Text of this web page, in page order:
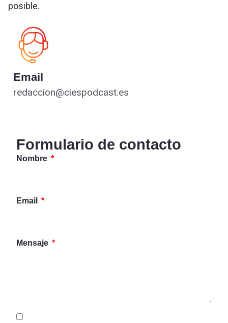
posible.
Email
redaccion@ciespodcast.es
Formulario de contacto
Nombre
Email
Mensaje